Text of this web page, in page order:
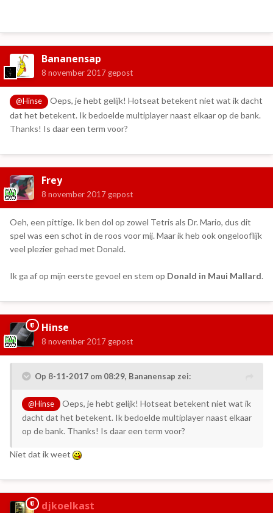
Bananensap
8 november 2017 gepost
@Hinse
Oeps, je hebt gelijk! Hotseat betekent niet wat ik dacht
dat het betekent. Ik bedoelde multiplayer naast elkaar op de bank.
Thanks! Is daar een term voor?
Frey
8 november 2017 gepost
Oeh, een pittige. Ik ben dol op zowel Tetris als Dr. Mario, dus dit
spel was een schot in de roos voor mij. Maar ik heb ook ongelooflijk
veel plezier gehad met Donald.
Ik ga af op mijn eerste gevoel en stem op Donald in Maui Mallard.
Hinse
8 november 2017 gepost
Op 8-11-2017 om 08:29, Bananensap zei:
@Hinse
Oeps, je hebt gelijk! Hotseat betekent niet wat ik
dacht dat het betekent. Ik bedoelde multiplayer naast elkaar
op de bank. Thanks! Is daar een term voor?
Niet dat ik weet
djkoelkast